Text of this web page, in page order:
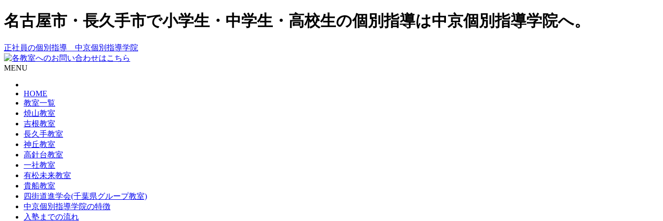
名古屋市・長久手市で小学生・中学生・高校生の個別指導は中京個別指導学院へ。
正社員の個別指導 中京個別指導学院
MENU
HOME
教室一覧
焼山教室
吉根教室
長久手教室
神丘教室
高針台教室
一社教室
有松未来教室
貴船教室
四街道進学会(千葉県グループ教室)
中京個別指導学院の特徴
入塾までの流れ